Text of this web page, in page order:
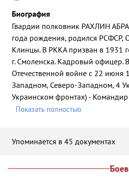
Биография
Гвардии полковник РАХЛИН
года рождения, родился РСФСР,
Клинцы. В РККА призван в 1931
г. Смоленска. Кадровый офицер.
Отечественной войне с 22 июня
Западном, Северо-Западном, 4
Украинском фронтах) -
Показать полностью
Упоминается в 45 документах